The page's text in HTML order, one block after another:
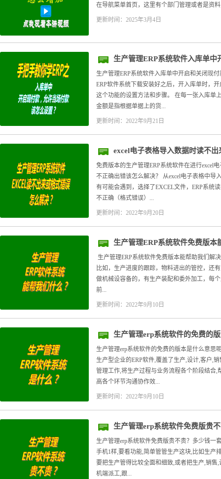
在导航菜单首页，这里有个部门管理或者是资
更新时间：2025年3月4日
生产管理ERP系统软件入库单
生产管理ERP系统软件入库单中开启和关闭现
ERP软件系统下载安装好之后，开入库单时，
这个功能的设置方法和步骤。 在每一张入库单
金额是指根据单据上的货...
更新时间：2022年9月21日
excel电子表格导入数据时读不
免费版本的生产管理ERP系统软件在进行excel
不正确出错该怎么解决？ 从excel电子表格中导
有可能会遇到，选择了EXCEL文件，ERP系统
不正确（格式错误）...
更新时间：2022年9月20日
生产管理ERP系统软件免费版本
生产管理ERP系统软件免费版本能帮助我们解
比如，生产进度的跟踪，物料进出的管控，还
做机械设容备的，有生产装配和委外加工，每
前...
更新时间：2022年9月10日
生产管理erp系统软件的免费的
生产管理erp系统软件的免费的版本是什么意思
生产型企业的ERP软件,覆盖了生产,设计,客户,
管理工作,将生产过程与业务流程各个阶段结合,
高各个环节沟通协作效...
更新时间：2022年9月10日
生产管理erp系统软件免费版贵
生产管理erp系统软件免费版贵不贵？多少钱一
手机1样,要看功能,简单管管生产这块,比如生产
要把生产管得比较全面和细致,或者把生产,销售
机端派工,跟...